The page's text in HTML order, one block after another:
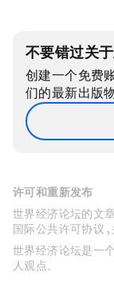
不要错过关
创建一个免费
们的最新出版
许可和重新发布
世界经济论坛的文
国际公共许可协议 ,
世界经济论坛是一
人观点。